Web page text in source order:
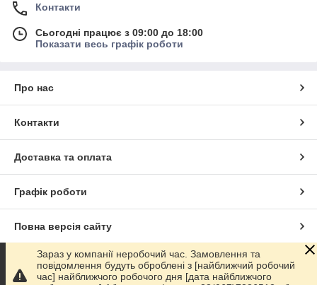
Контакти
Сьогодні працює з 09:00 до 18:00
Показати весь графік роботи
Про нас
Контакти
Доставка та оплата
Графік роботи
Повна версія сайту
Сайт створено на маркетплейсіProm.ua
Зараз у компанії неробочий час. Замовлення та
повідомлення будуть оброблені з [найближчий робочий
час] найближчого робочого дня [дата найближчого